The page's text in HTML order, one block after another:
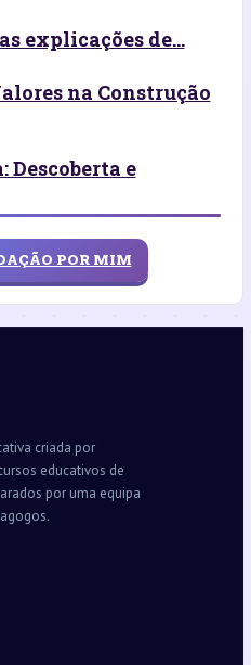
explicações de...
na Construção
Descoberta e
POR MIM
criada por
educativos de
por uma equipa